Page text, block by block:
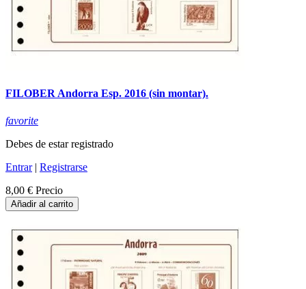
FILOBER Andorra Esp. 2016 (sin montar).
favorite
Debes de estar registrado
Entrar| Registrarse
8,00 € Precio
Añadir al carrito